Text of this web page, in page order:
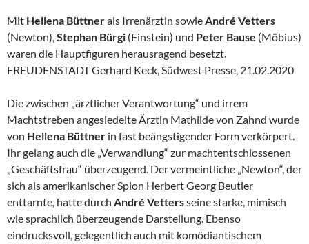
Mit Hellena Büttnerals Irrenärztin sowieAndré Vetters
(Newton),Stephan Bürgi (Einstein) und Peter Bause (Möbius)
waren die Hauptfiguren herausragend besetzt.
FREUDENSTADT Gerhard Keck, Südwest Presse, 21.02.2020
Die zwischen „ärztlicher Verantwortung“ und irrem
Machtstreben angesiedelte Ärztin Mathilde von Zahnd wurde
von Hellena Büttner in fast beängstigender Form verkörpert.
Ihr gelang auch die „Verwandlung“ zur machtentschlossenen
„Geschäftsfrau“ überzeugend. Der vermeintliche „Newton“, der
sich als amerikanischer Spion Herbert Georg Beutler
enttarnte, hatte durch André Vettersseine starke, mimisch
wie sprachlich überzeugende Darstellung. Ebenso
eindrucksvoll, gelegentlich auch mit komödiantischem